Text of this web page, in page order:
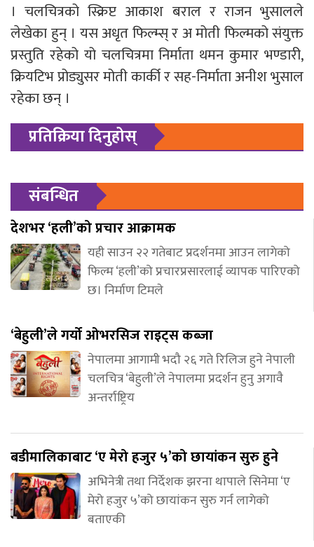
। चलचित्रको स्क्रिप्ट आकाश बराल र राजन भुसालले
लेखेका हुन् । यस अधृत फिल्म्स् र अ मोती फिल्मको संयुक्त
प्रस्तुति रहेको यो चलचित्रमा निर्माता थमन कुमार भण्डारी,
क्रियटिभ प्रोड्युसर मोती कार्की र सह-निर्माता अनीश भुसाल
रहेका छन् ।
प्रतिक्रिया दिनुहोस्
संबन्धित
देशभर ‘हली’को प्रचार आक्रामक
यही साउन २२ गतेबाट प्रदर्शनमा आउन लागेको
फिल्म ‘हली’को प्रचारप्रसारलाई व्यापक पारिएको
छ। निर्माण टिमले
‘बेहुली’ले गर्यो ओभरसिज राइट्स कब्जा
नेपालमा आगामी भदौ २६ गते रिलिज हुने नेपाली
चलचित्र ‘बेहुली’ले नेपालमा प्रदर्शन हुनु अगावै
अन्तर्राष्ट्रिय
बडीमालिकाबाट ‘ए मेरो हजुर ५’को छायांकन सुरु हुने
अभिनेत्री तथा निर्देशक झरना थापाले सिनेमा ‘ए
मेरो हजुर ५’को छायांकन सुरु गर्न लागेको
बताएकी